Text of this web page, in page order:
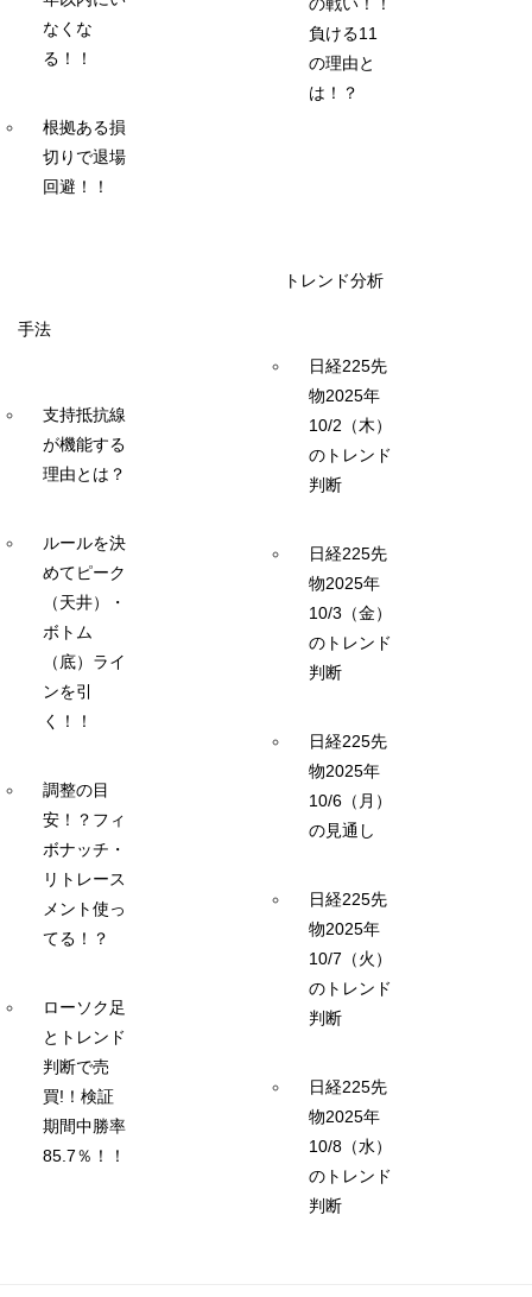
なくな
る！！
根拠ある損
切りで退場
回避！！
負ける11
の理由と
は！？
手法
支持抵抗線
が機能する
理由とは？
ルールを決
めてピーク
（天井）・
ボトム
（底）ライ
ンを引
く！！
調整の目
安！？フィ
ボナッチ・
リトレース
メント使っ
てる！？
ローソク足
とトレンド
判断で売
買!！検証
期間中勝率
85.7％！！
トレンド分析
日経225先
物2025年
10/2（木）
のトレンド
判断
日経225先
物2025年
10/3（金）
のトレンド
判断
日経225先
物2025年
10/6（月）
の見通し
日経225先
物2025年
10/7（火）
のトレンド
判断
日経225先
物2025年
10/8（水）
のトレンド
判断